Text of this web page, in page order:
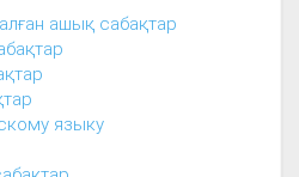
ашық сабақтар
языку